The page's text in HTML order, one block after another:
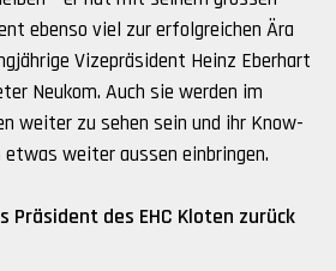
ebenso viel zur erfolgreichen Ära
Vizepräsident Heinz Eberhart
Neukom. Auch sie werden im
weiter zu sehen sein und ihr Know-
weiter aussen einbringen.
Präsident des EHC Kloten zurück